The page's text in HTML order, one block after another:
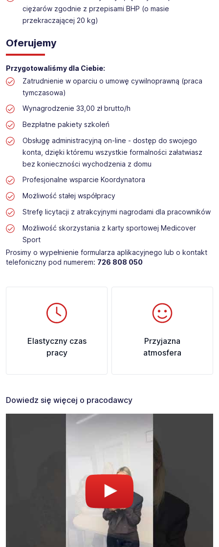
ciężarów zgodnie z przepisami BHP (o masie
przekraczającej 20 kg)
Oferujemy
Przygotowaliśmy dla Ciebie:
Zatrudnienie w oparciu o umowę cywilnoprawną (praca
tymczasowa)
Wynagrodzenie 33,00 zł brutto/h
Bezpłatne pakiety szkoleń
Obsługę administracyjną on-line - dostęp do swojego
konta, dzięki któremu wszystkie formalności załatwiasz
bez konieczności wychodzenia z domu
Profesjonalne wsparcie Koordynatora
Możliwość stałej współpracy
Strefę licytacji z atrakcyjnymi nagrodami dla pracowników
Możliwość skorzystania z karty sportowej Medicover
Sport
Prosimy o wypełnienie formularza aplikacyjnego lub o kontakt
telefoniczny pod numerem: 726 808 050​
Elastyczny czas
pracy
Przyjazna
atmosfera
Dowiedz się więcej o pracodawcy